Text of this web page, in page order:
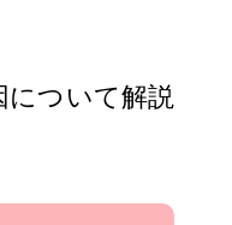
について解説